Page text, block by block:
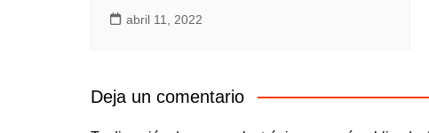
abril 11, 2022
Deja un comentario